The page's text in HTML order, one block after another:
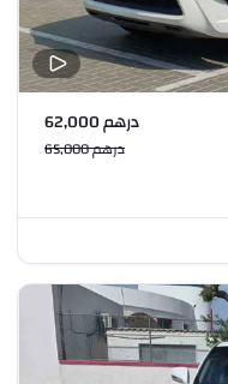
درهم 62,000
درهم 65,000